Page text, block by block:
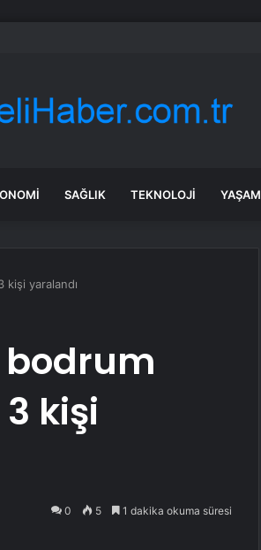
zehirlendi: Hastaneye kaldırıldılar
SAĞLIK TEKNOLOJI YAŞAM
kişi yaralandı
bodrum
kişi
0 5 1 dakika okuma süresi